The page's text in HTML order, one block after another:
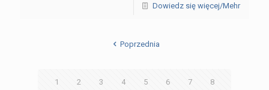
Dowiedz się więcej/Mehr
Poprzednia
1 2 3 4 5 6 7 8